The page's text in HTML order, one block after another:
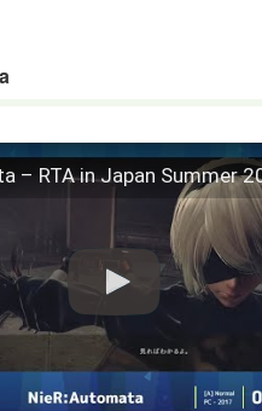
– RTA in Japan Summer